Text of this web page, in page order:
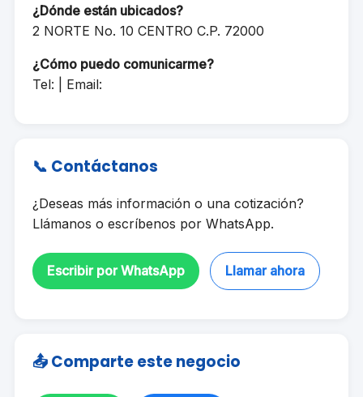
¿Dónde están ubicados?
2 NORTE No. 10 CENTRO C.P. 72000
¿Cómo puedo comunicarme?
Tel: | Email:
📞 Contáctanos
¿Deseas más información o una cotización?
Llámanos o escríbenos por WhatsApp.
Escribir por WhatsApp Llamar ahora
📤 Comparte este negocio